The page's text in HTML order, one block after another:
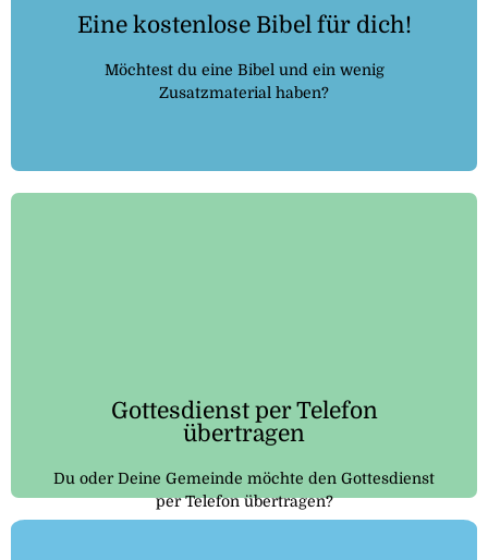
Eine kostenlose Bibel für dich!
Möchtest du eine Bibel und ein wenig
Zusatzmaterial haben?
Gottesdienst per Telefon
übertragen
Du oder Deine Gemeinde möchte den Gottesdienst
per Telefon übertragen?